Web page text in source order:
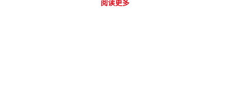
阅读更多